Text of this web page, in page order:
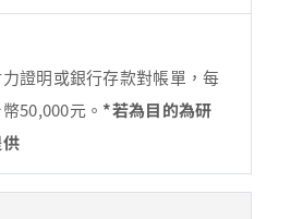
證明或銀行存款對帳單，每
50,000元。 *若為目的為研